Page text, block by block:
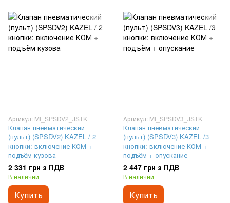
Артикул: MI_SPSDV2_JSTK
Клапан пневматический
(пульт) (SPSDV2) KAZEL / 2
кнопки: включение КОМ +
подъём кузова
2 331 грн з ПДВ
В наличии
Купить
Артикул: MI_SPSDV3_JSTK
Клапан пневматический
(пульт) (SPSDV3) KAZEL /3
кнопки: включение КОМ +
подъём + опускание
2 447 грн з ПДВ
В наличии
Купить